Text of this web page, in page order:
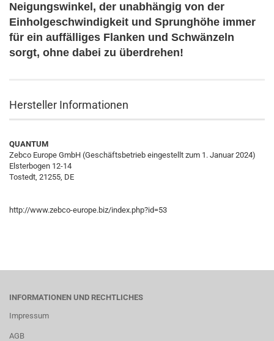
Neigungswinkel, der unabhängig von der
Einholgeschwindigkeit und Sprunghöhe immer
für ein auffälliges Flanken und Schwänzeln
sorgt, ohne dabei zu überdrehen!
Hersteller Informationen
QUANTUM
Zebco Europe GmbH (Geschäftsbetrieb eingestellt zum 1. Januar 2024)
Elsterbogen 12-14
Tostedt, 21255, DE
http://www.zebco-europe.biz/index.php?id=53
INFORMATIONEN UND RECHTLICHES
Impressum
AGB